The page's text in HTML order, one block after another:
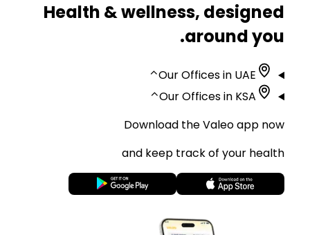
Health & wellness, designed
around you.
Our Offices in UAE
⌃
Our Offices in KSA
⌃
Download the Valeo app now
and keep track of your health